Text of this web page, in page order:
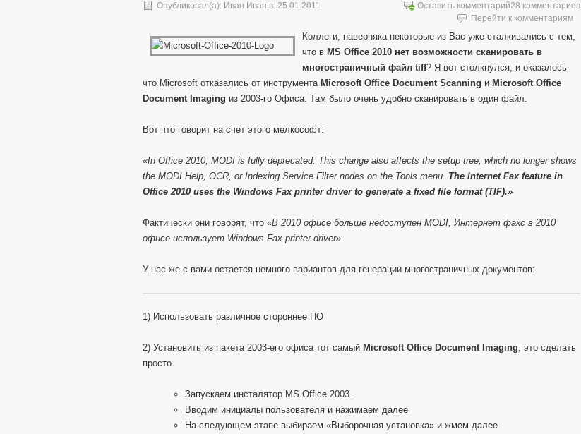
Опубликовал(а): Иван Иван в: 25.01.2011 Оставить комментарий28 комментариев
Перейти к комментариям
Коллеги, наверняка некоторые из Вас уже сталкивались с тем,
что в MS Office 2010 нет возможности сканировать в
многостраничный файл tiff? Я вот столкнулся, и оказалось
что Microsoft отказались от инструмента Microsoft Office Document Scanning и Microsoft Office
Document Imaging из 2003-го Офиса. Там было очень удобно сканировать в один файл.
Вот что говорит на счет этого мелкософт:
«In Office 2010, MODI is fully deprecated. This change also affects the setup tree, which no longer shows
the MODI Help, OCR, or Indexing Service Filter nodes on the Tools menu. The Internet Fax feature in
Office 2010 uses the Windows Fax printer driver to generate a fixed file format (TIF).»
Фактически они говорят, что «В 2010 офисе больше недоступен MODI, Интернет факс в 2010
офисе использует Windows Fax printer driver»
У нас же с вами остается немного вариантов для генерации многостраничных документов:
1) Использовать различное стороннее ПО
2) Установить из пакета 2003-его офиса тот самый Microsoft Office Document Imaging, это сделать
просто.
Запускаем инсталятор MS Office 2003.
Вводим инициалы пользователя и нажимаем далее
На следующем этапе выбираем «Выборочная установка» и жмем далее